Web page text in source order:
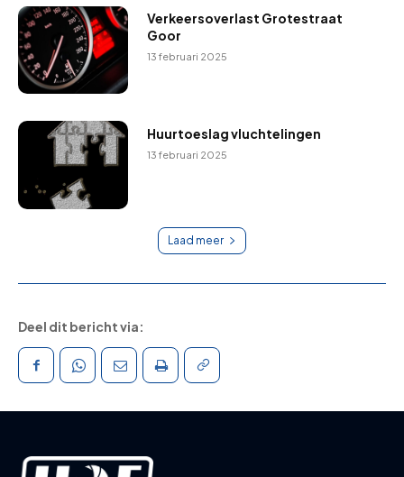
Verkeersoverlast Grotestraat
Goor
13 februari 2025
Huurtoeslag vluchtelingen
13 februari 2025
Laad meer
Deel dit bericht via: